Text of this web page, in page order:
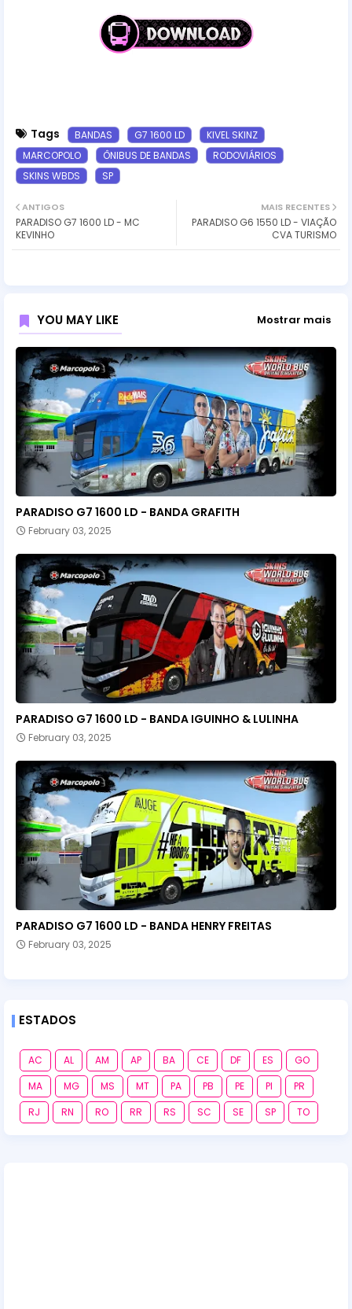
Tags BANDAS G7 1600 LD
KIVEL SKINZ
MARCOPOLO
ÔNIBUS DE BANDAS
RODOVIÁRIOS
SKINS WBDS
SP
MAIS RECENTES
PARADISO G6 1550 LD - VIAÇÃO
CVA TURISMO
ANTIGOS
PARADISO G7 1600 LD - MC
KEVINHO
YOU MAY LIKE Mostrar mais
PARADISO G7 1600 LD - BANDA GRAFITH
February 03, 2025
PARADISO G7 1600 LD - BANDA IGUINHO & LULINHA
February 03, 2025
PARADISO G7 1600 LD - BANDA HENRY FREITAS
February 03, 2025
ESTADOS
AC AL AM AP BA CE DF ES
GO
MA
MG MS MT PA PB PE PI
PR
RJ
RN RO RR RS SC SE SP TO